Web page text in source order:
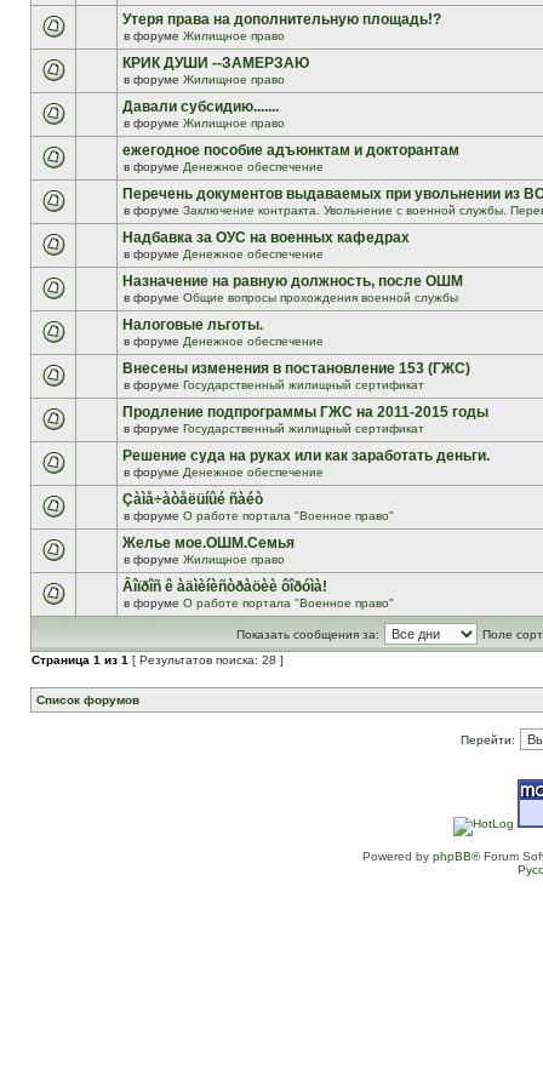
Утеря права на дополнительную площадь!?
в форуме Жилищное право
КРИК ДУШИ --ЗАМЕРЗАЮ
в форуме Жилищное право
Давали субсидию.......
в форуме Жилищное право
ежегодное пособие адъюнктам и докторантам
в форуме Денежное обеспечение
Перечень документов выдаваемых при увольнении из
в форуме Заключение контракта. Увольнение с военной службы.
Надбавка за ОУС на военных кафедрах
в форуме Денежное обеспечение
Назначение на равную должность, после ОШМ
в форуме Общие вопросы прохождения военной службы
Налоговые льготы.
в форуме Денежное обеспечение
Внесены изменения в постановление 153 (ГЖС)
в форуме Государственный жилищный сертификат
Продление подпрограммы ГЖС на 2011-2015 годы
в форуме Государственный жилищный сертификат
Решение суда на руках или как заработать деньги.
в форуме Денежное обеспечение
Çàìå÷àòåëüíûé ñàéò
в форуме О работе портала "Военное право"
Желье мое.ОШМ.Семья
в форуме Жилищное право
Âîïðîñ ê àäìèíèñòðàöèè ôîðóìà!
в форуме О работе портала "Военное право"
Показать сообщения за:
Поле
Страница 1 из 1 [ Результатов поиска: 28 ]
Список форумов
Перейти:
Powered by phpBB® Forum